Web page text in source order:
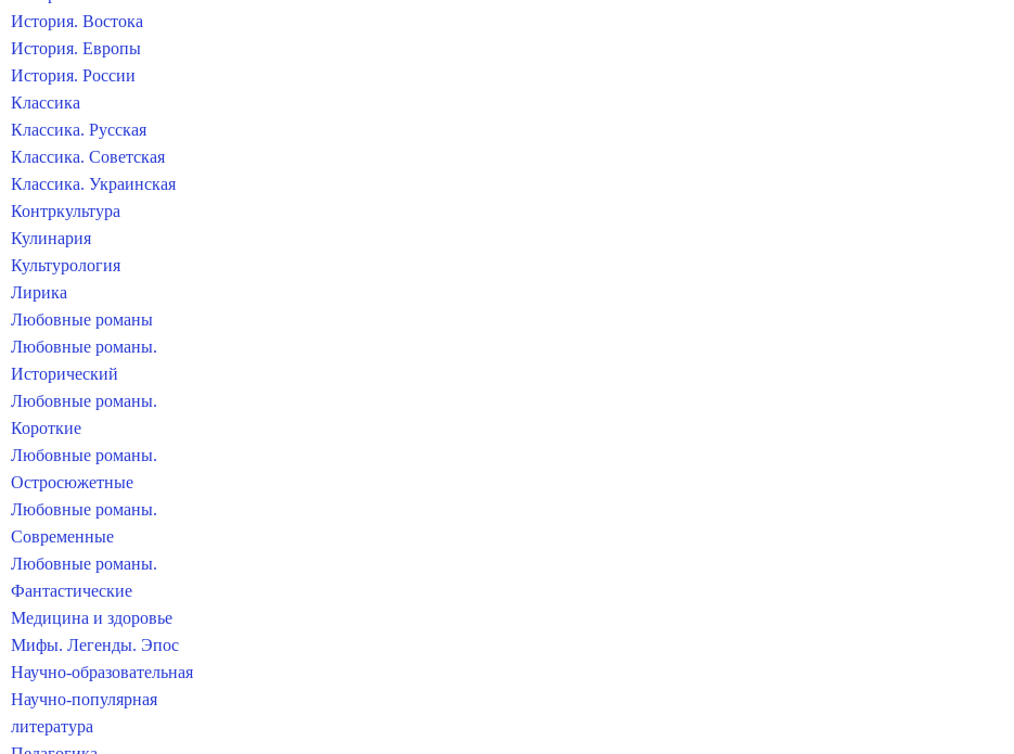
История. Востока
История. Европы
История. России
Классика
Классика. Русская
Классика. Советская
Классика. Украинская
Контркультура
Кулинария
Культурология
Лирика
Любовные романы
Любовные романы.
Исторический
Любовные романы.
Короткие
Любовные романы.
Остросюжетные
Любовные романы.
Современные
Любовные романы.
Фантастические
Медицина и здоровье
Мифы. Легенды. Эпос
Научно-образовательная
Научно-популярная
литература